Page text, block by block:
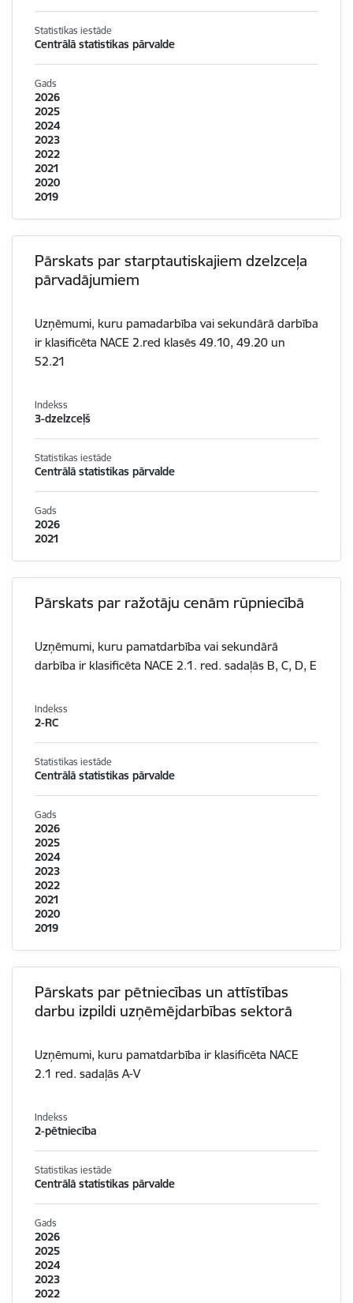
Statistikas iestāde
Centrālā statistikas pārvalde
Gads
2026
2025
2024
2023
2022
2021
2020
2019
Pārskats par starptautiskajiem dzelzceļa
pārvadājumiem
Uzņēmumi, kuru pamadarbība vai sekundārā darbība
ir klasificēta NACE 2.red klasēs 49.10, 49.20 un
52.21
Indekss
3-dzelzceļš
Statistikas iestāde
Centrālā statistikas pārvalde
Gads
2026
2021
Pārskats par ražotāju cenām rūpniecībā
Uzņēmumi, kuru pamatdarbība vai sekundārā
darbība ir klasificēta NACE 2.1. red. sadaļās B, C, D, E
Indekss
2-RC
Statistikas iestāde
Centrālā statistikas pārvalde
Gads
2026
2025
2024
2023
2022
2021
2020
2019
Pārskats par pētniecības un attīstības
darbu izpildi uzņēmējdarbības sektorā
Uzņēmumi, kuru pamatdarbība ir klasificēta NACE
2.1 red. sadaļās A-V
Indekss
2-pētniecība
Statistikas iestāde
Centrālā statistikas pārvalde
Gads
2026
2025
2024
2023
2022